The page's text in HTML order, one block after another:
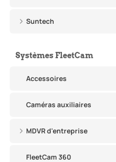
Suntech
Systèmes FleetCam
Accessoires
Caméras auxiliaires
MDVR d'entreprise
FleetCam 360